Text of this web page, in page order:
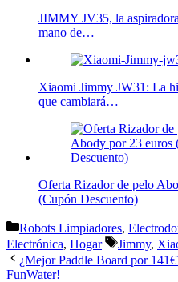
JIMMY JV35, la
mano de…
Xiaomi Jimmy JW31: La
que cambiará…
Oferta Rizador de pelo
(Cupón Descuento)
Categorías
Robots Limpiadores,
Electrónica, Hogar Etiquetas
Jimmy,
¿Mejor Paddle Board por
FunWater!